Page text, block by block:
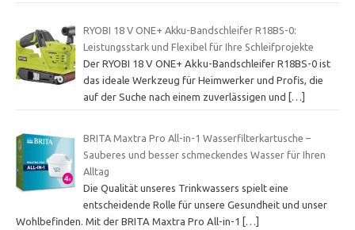
RYOBI 18 V ONE+ Akku-Bandschleifer R18BS-0:
Leistungsstark und Flexibel für Ihre Schleifprojekte
Der RYOBI 18 V ONE+ Akku-Bandschleifer R18BS-0 ist
das ideale Werkzeug für Heimwerker und Profis, die
auf der Suche nach einem zuverlässigen und
[…]
BRITA Maxtra Pro All-in-1 Wasserfilterkartusche –
Sauberes und besser schmeckendes Wasser für Ihren
Alltag
Die Qualität unseres Trinkwassers spielt eine
entscheidende Rolle für unsere Gesundheit und unser
Wohlbefinden. Mit der BRITA Maxtra Pro All-in-1
[…]